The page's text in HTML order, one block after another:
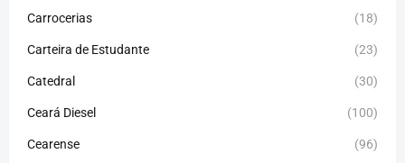
Carrocerias (18)
Carteira de Estudante (23)
Catedral (30)
Ceará Diesel (100)
Cearense (96)